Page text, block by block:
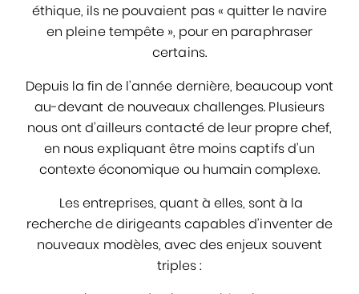
éthique, ils ne pouvaient pas « quitter le navire
en pleine tempête », pour en paraphraser
certains.
Depuis la fin de l’année dernière, beaucoup vont
au-devant de nouveaux challenges. Plusieurs
nous ont d’ailleurs contacté de leur propre chef,
en nous expliquant être moins captifs d’un
contexte économique ou humain complexe.
Les entreprises, quant à elles, sont à la
recherche de dirigeants capables d’inventer de
nouveaux modèles, avec des enjeux souvent
triples :